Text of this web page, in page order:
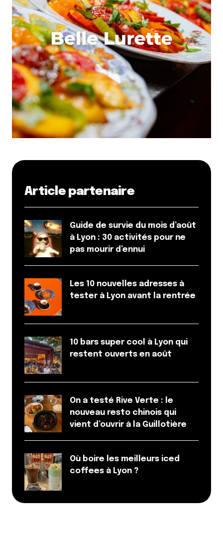
Article partenaire
Guide de survie du mois d’août
à Lyon : 30 activités pour ne
pas mourir d’ennui
Les 10 nouvelles adresses à
tester à Lyon avant la rentrée
10 bars super cool à Lyon qui
restent ouverts en août
On a testé Rive Verte : le
nouveau resto chinois qui
vient d’ouvrir à la Guillotière
Où boire les meilleurs iced
coffees à Lyon ?